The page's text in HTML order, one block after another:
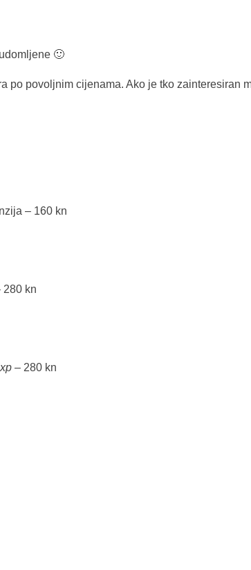
🙂
po povoljnim cijenama. Ako je tko zainteresiran
– 160 kn
280 kn
– 280 kn